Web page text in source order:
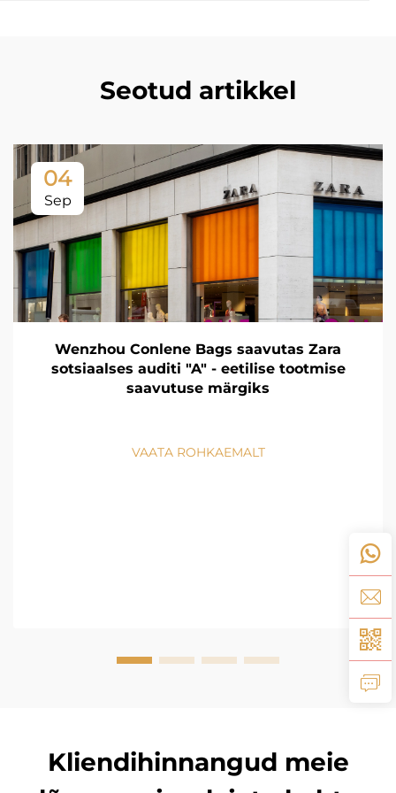
Seotud artikkel
04
Sep
Wenzhou Conlene Bags saavutas Zara
sotsiaalses auditi "A" - eetilise tootmise
saavutuse märgiks
VAATA ROHKAEMALT
Kliendihinnangud meie